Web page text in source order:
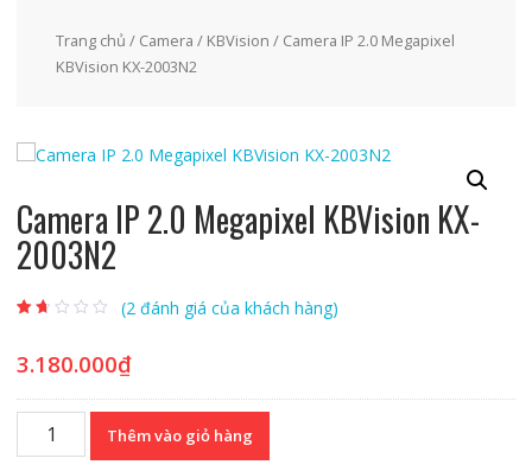
Trang chủ / Camera / KBVision / Camera IP 2.0 Megapixel
KBVision KX-2003N2
Camera IP 2.0 Megapixel KBVision KX-
2003N2
5
dựa
đánh
giá
(2 đánh giá của khách hàng)
3.180.000₫
Camera
Thêm vào giỏ hàng